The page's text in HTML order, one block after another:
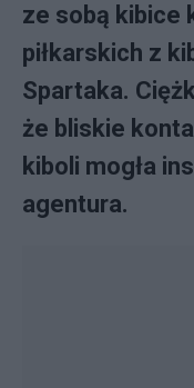
ze sobą kibice
piłkarskich z
Spartaka.
że bliskie
kiboli mogła
agentura.